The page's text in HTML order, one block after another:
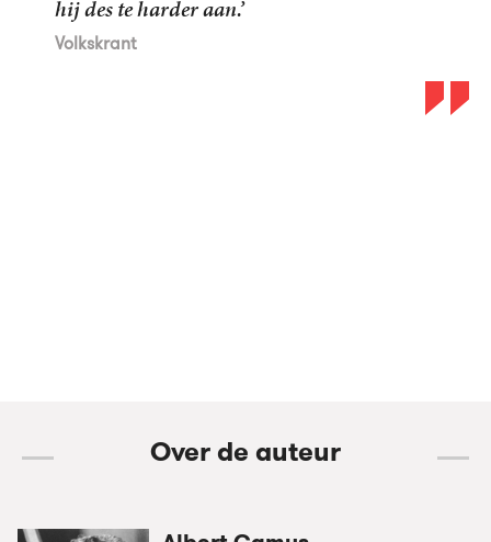
hij des te harder aan.’
Volkskrant
Over de auteur